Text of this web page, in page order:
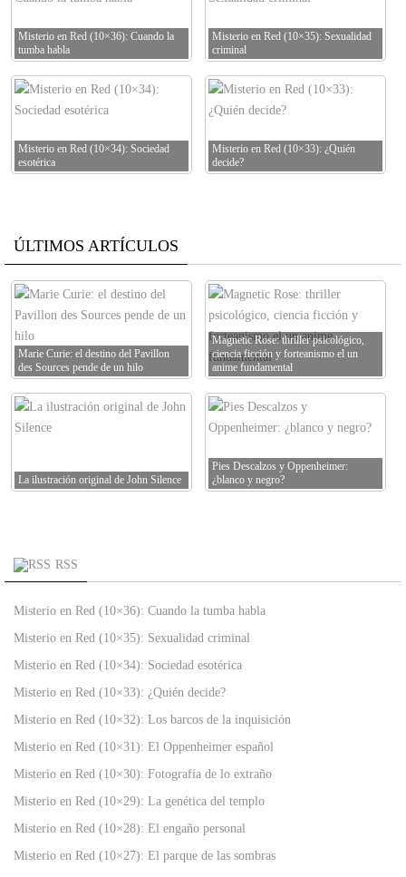
Misterio en Red (10×36): Cuando la
tumba habla
Misterio en Red (10×35): Sexualidad
criminal
Misterio en Red (10×34): Sociedad
esotérica
Misterio en Red (10×33): ¿Quién
decide?
ÚLTIMOS ARTÍCULOS
Marie Curie: el destino del Pavillon
des Sources pende de un hilo
Magnetic Rose: thriller psicológico,
ciencia ficción y forteanismo el un
anime fundamental
La ilustración original de John Silence
Pies Descalzos y Oppenheimer:
¿blanco y negro?
RSS
Misterio en Red (10×36): Cuando la tumba habla
Misterio en Red (10×35): Sexualidad criminal
Misterio en Red (10×34): Sociedad esotérica
Misterio en Red (10×33): ¿Quién decide?
Misterio en Red (10×32): Los barcos de la inquisición
Misterio en Red (10×31): El Oppenheimer español
Misterio en Red (10×30): Fotografía de lo extraño
Misterio en Red (10×29): La genética del templo
Misterio en Red (10×28): El engaño personal
Misterio en Red (10×27): El parque de las sombras